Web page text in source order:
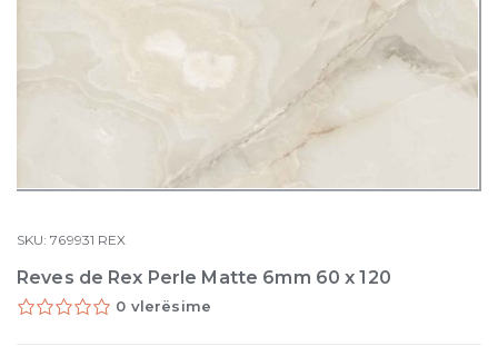
SKU:769931 REX
Reves de Rex Perle Matte 6mm 60 x 120
0 vlerësime